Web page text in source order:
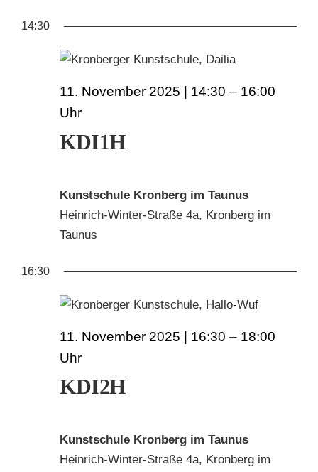
KRONBERGER MALERKOLONIE
NACH:
FÜR
NOVEMBER
2025
wählen.
14:30
KDI1H
11. November 2025 | 14:30 – 16:00
Kunstschule Kronberg im Taunus
Heinrich-Winter-Straße 4a, Kronberg im
Taunus
16:30
KDI2H
11. November 2025 | 16:30 – 18:00
Kunstschule Kronberg im Taunus
Heinrich-Winter-Straße 4a, Kronberg im